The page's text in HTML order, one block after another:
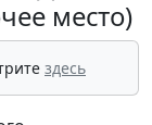
место)
здесь